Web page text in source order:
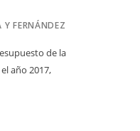
Y FERNÁNDEZ
de la
año 2017,